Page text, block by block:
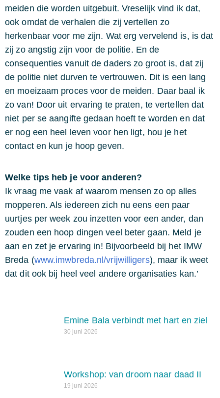
meiden die worden uitgebuit. Vreselijk vind ik dat,
ook omdat de verhalen die zij vertellen zo
herkenbaar voor me zijn. Wat erg vervelend is, is dat
zij zo angstig zijn voor de politie. En de
consequenties vanuit de daders zo groot is, dat zij
de politie niet durven te vertrouwen. Dit is een lang
en moeizaam proces voor de meiden. Daar baal ik
zo van! Door uit ervaring te praten, te vertellen dat
niet per se aangifte gedaan hoeft te worden en dat
er nog een heel leven voor hen ligt, hou je het
contact en kun je hoop geven.
Welke tips heb je voor anderen?
Ik vraag me vaak af waarom mensen zo op alles
mopperen. Als iedereen zich nu eens een paar
uurtjes per week zou inzetten voor een ander, dan
zouden een hoop dingen veel beter gaan. Meld je
aan en zet je ervaring in! Bijvoorbeeld bij het IMW
Breda (www.imwbreda.nl/vrijwilligers), maar ik weet
dat dit ook bij heel veel andere organisaties kan.’
Emine Bala verbindt met hart en ziel
30 juni 2026
Workshop: van droom naar daad II
19 juni 2026